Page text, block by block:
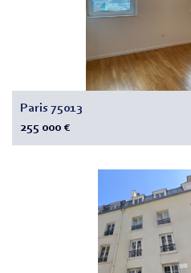
Paris 75013
255 000 €